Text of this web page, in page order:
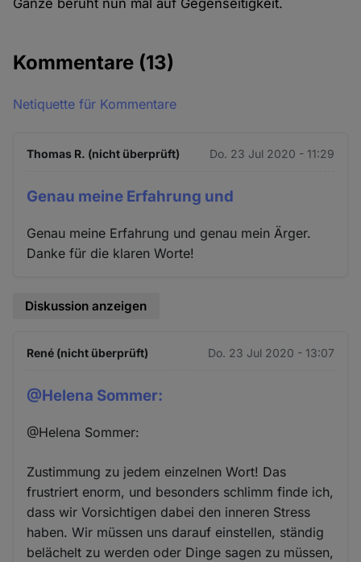
Ganze beruht nun mal auf Gegenseitigkeit.
Kommentare (13)
Netiquette für Kommentare
Thomas R. (nicht überprüft) Do. 23 Jul 2020 - 11:29
Genau meine Erfahrung und
Genau meine Erfahrung und genau mein Ärger.
Danke für die klaren Worte!
Diskussion anzeigen
René (nicht überprüft) Do. 23 Jul 2020 - 13:07
@Helena Sommer:
@Helena Sommer:
Zustimmung zu jedem einzelnen Wort! Das
frustriert enorm, und besonders schlimm finde ich,
dass wir Vorsichtigen dabei den inneren Stress
haben. Wir müssen uns darauf einstellen, ständig
belächelt zu werden oder Dinge sagen zu müssen,